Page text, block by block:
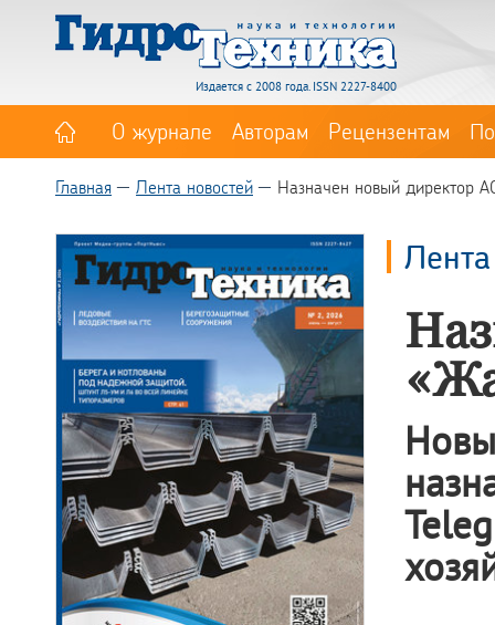
Издается с 2008 года. ISSN 2227-8400
О журнале Авторам Рецензентам
Главная Лента новостей Назначен новый директор